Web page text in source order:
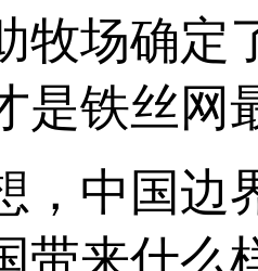
牧场确定
是铁丝网
，中国边
带来什么